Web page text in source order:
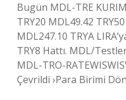
Bugün MDL-TRE
TRY20 MDL49.42
MDL247.10 TRYA
TRY8 Hattı. MDL/
MDL-TRO-
Çevrildi ›Para Birimi